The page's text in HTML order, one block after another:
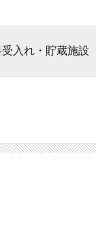
受入れ・貯蔵施設